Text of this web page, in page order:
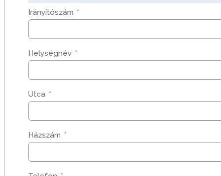
Irányítószám
Helységnév
Utca
Házszám